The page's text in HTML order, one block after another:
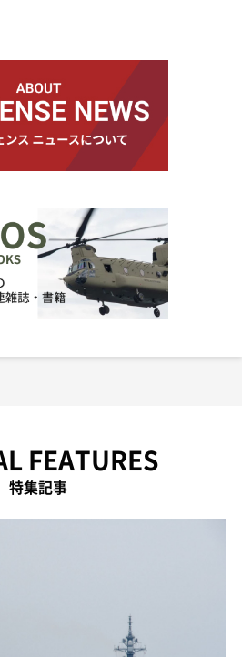
FEATURES
特集記事